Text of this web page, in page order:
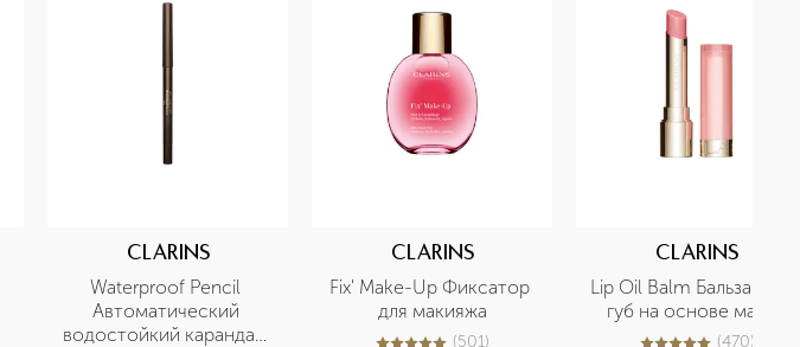
CLARINS
Waterproof Pencil
Автоматический
водостойкий карандаш
CLARINS
Fix' Make-Up Фиксатор
для макияжа
(501)
CLARINS
Lip Oil Balm Бальзам для
губ на основе масел
(470)